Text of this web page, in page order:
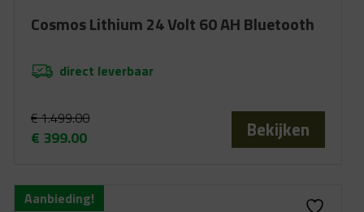
Cosmos Lithium 24 Volt 60 AH Bluetooth
direct leverbaar
€1.499.00
was:
€ 399.00
is:
Bekijken
Aanbieding!